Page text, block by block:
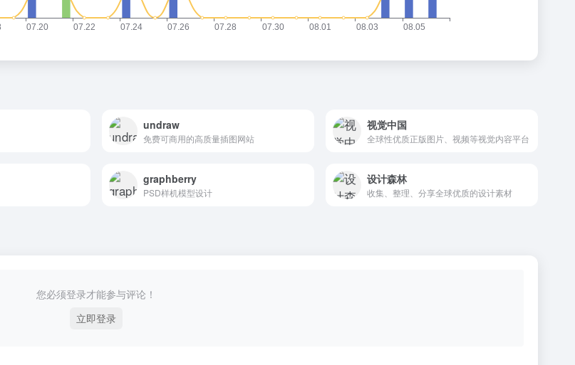
undraw
免费可商用的高质量插图网站
视觉中国
全球性优质正版图片、视频等视觉内容平台
graphberry
PSD样机模型设计
设计森林
收集、整理、分享全球优质的设计素材
您必须登录才能参与评论！
立即登录